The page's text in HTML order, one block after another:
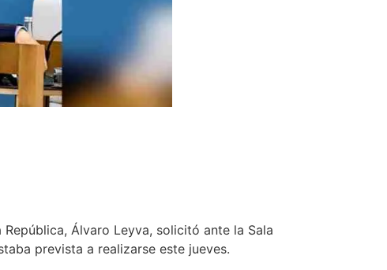
Álvaro Leyva, solicitó ante la Sala
prevista a realizarse este jueves.